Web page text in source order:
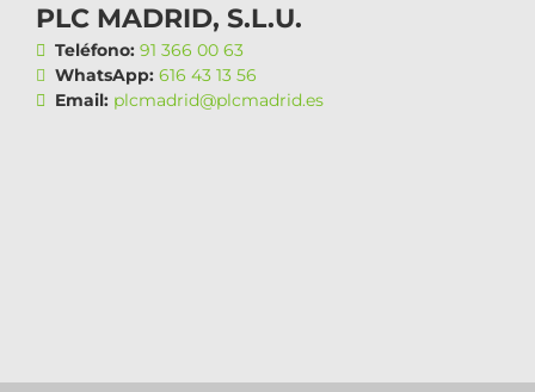
PLC MADRID, S.L.U.
Teléfono: 91 366 00 63
WhatsApp: 616 43 13 56
Email: plcmadrid@plcmadrid.es